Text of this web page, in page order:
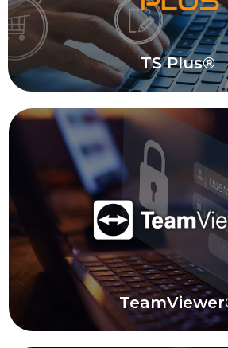
Conocer Soluciones
TS Plus®
TS Plus
Configuración y soporte de
acceso remoto y virtualización
facilitando el trabajo a
Conocer Soluciones TS